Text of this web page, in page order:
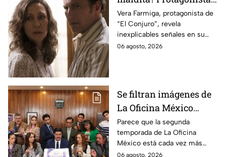
revela INQUIETANTES
señales en su cuerpo
durante la grabación de
la película
Vera Farmiga, protagonista de
“El Conjuro”, revela
inexplicables señales en su
cuerpo durante el rodaje de la
06 agosto, 2026
Se filtran imágenes de
La Oficina México
temporada 2 y un
detalle desata teorías
entre los fans
Parece que la segunda
temporada de La Oficina
México está cada vez más
cerca, pues el elenco ya se
06 agosto, 2026